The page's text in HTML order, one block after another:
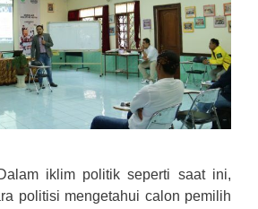
iklim politik seperti saat ini,
politisi mengetahui calon pemilih